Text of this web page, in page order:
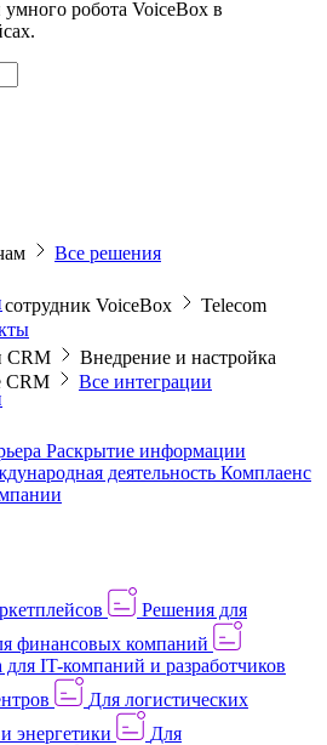
робота VoiceBox в
Все решения
VoiceBox
Telecom
CRM
Внедрение и настройка
CRM Все интеграции
Раскрытие информации
деятельность Комплаенс
Решения для
финансовых компаний
IT-компаний и разработчиков
Для логистических
энергетики
Для